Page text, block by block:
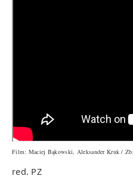
Film: Maciej Bąkowski, Aleksander Kruk /
red. PZ